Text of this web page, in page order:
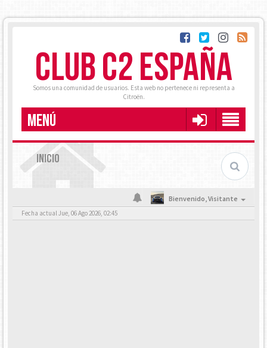
CLUB C2 ESPAÑA
Somos una comunidad de usuarios. Esta web no pertenece ni representa a
Citroën.
MENÚ
INICIO
Bienvenido,Visitante
Fecha actual Jue, 06 Ago 2026, 02:45